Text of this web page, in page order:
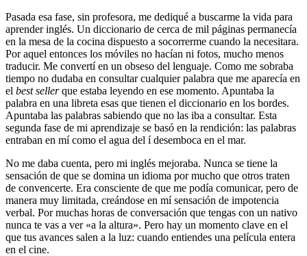
Pasada esa fase, sin profesora, me dediqué a buscarme la vida para
aprender inglés. Un diccionario de cerca de mil páginas permanecía
en la mesa de la cocina dispuesto a socorrerme cuando la necesitara.
Por aquel entonces los móviles no hacían ni fotos, mucho menos
traducir. Me convertí en un obseso del lenguaje. Como me sobraba
tiempo no dudaba en consultar cualquier palabra que me aparecía en
el best sellerque estaba leyendo en ese momento. Apuntaba la
palabra en una libreta esas que tienen el diccionario en los bordes.
Apuntaba las palabras sabiendo que no las iba a consultar. Esta
segunda fase de mi aprendizaje se basó en la rendición: las palabras
entraban en mí como el agua del í desemboca en el mar.
No me daba cuenta, pero mi inglés mejoraba. Nunca se tiene la
sensación de que se domina un idioma por mucho que otros traten
de convencerte. Era consciente de que me podía comunicar, pero de
manera muy limitada, creándose en mí sensación de impotencia
verbal. Por muchas horas de conversación que tengas con un nativo
nunca te vas a ver «a la altura». Pero hay un momento clave en el
que tus avances salen a la luz: cuando entiendes una película entera
en el cine.